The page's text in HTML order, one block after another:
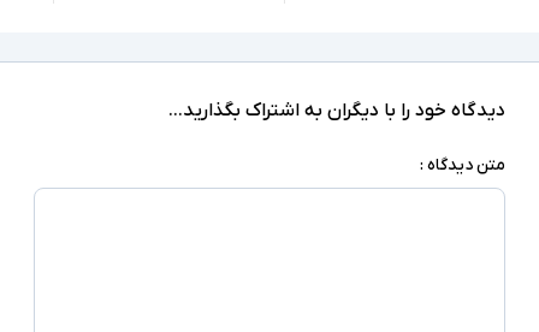
دیدگاه خود را با دیگران به اشتراک بگذارید...
متن دیدگاه :